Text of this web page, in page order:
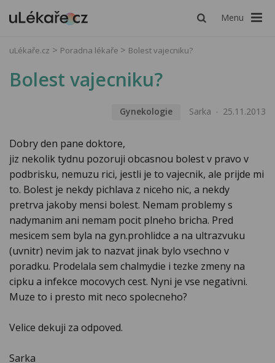
Menu
uLékaře.cz Poradna lékaře Bolest vajecniku?
Bolest vajecniku?
Gynekologie Sarka 25.11.2013
Dobry den pane doktore,
jiz nekolik tydnu pozoruji obcasnou bolest v pravo v
podbrisku, nemuzu rici, jestli je to vajecnik, ale prijde mi
to. Bolest je nekdy pichlava z niceho nic, a nekdy
pretrva jakoby mensi bolest. Nemam problemy s
nadymanim ani nemam pocit plneho bricha. Pred
mesicem sem byla na gyn.prohlidce a na ultrazvuku
(uvnitr) nevim jak to nazvat jinak bylo vsechno v
poradku. Prodelala sem chalmydie i tezke zmeny na
cipku a infekce mocovych cest. Nyni je vse negativni.
Muze to i presto mit neco spolecneho?
Velice dekuji za odpoved.
Sarka